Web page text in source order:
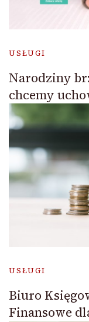
USŁUGI
Narodziny
chcemy
USŁUGI
Biuro
Finansowe